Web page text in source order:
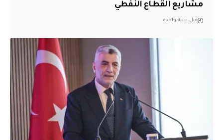
مشاريع القطاع النفطي
قبل سنة واحدة